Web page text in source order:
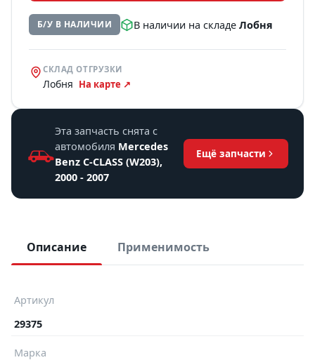
Б/У В НАЛИЧИИ В наличии на складеЛобня
СКЛАД ОТГРУЗКИ
Лобня На карте ↗
Эта запчасть снята с
автомобиля Mercedes
Benz C-CLASS (W203),
2000 - 2007
Ещё запчасти
Описание Применимость
Артикул
29375
Марка